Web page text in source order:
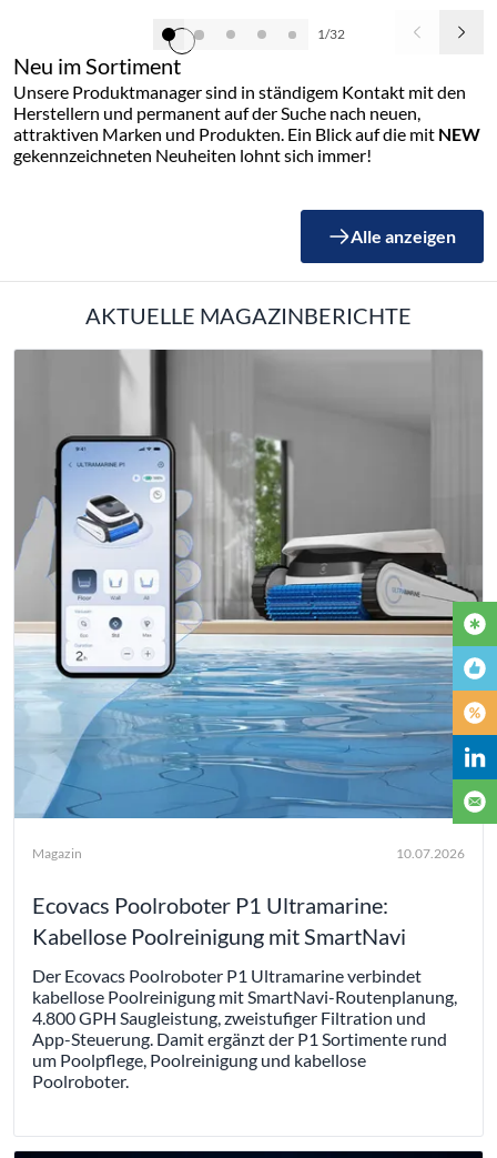
1/32
Neu im Sortiment
Unsere Produktmanager sind in ständigem Kontakt mit den
Herstellern und permanent auf der Suche nach neuen,
attraktiven Marken und Produkten. Ein Blick auf die mit NEW
gekennzeichneten Neuheiten lohnt sich immer!
Alle anzeigen
AKTUELLE MAGAZINBERICHTE
Magazin 10.07.2026
Ecovacs Poolroboter P1 Ultramarine:
Kabellose Poolreinigung mit SmartNavi
Der Ecovacs Poolroboter P1 Ultramarine verbindet
kabellose Poolreinigung mit SmartNavi-Routenplanung,
4.800 GPH Saugleistung, zweistufiger Filtration und
App-Steuerung. Damit ergänzt der P1 Sortimente rund
um Poolpflege, Poolreinigung und kabellose
Poolroboter.